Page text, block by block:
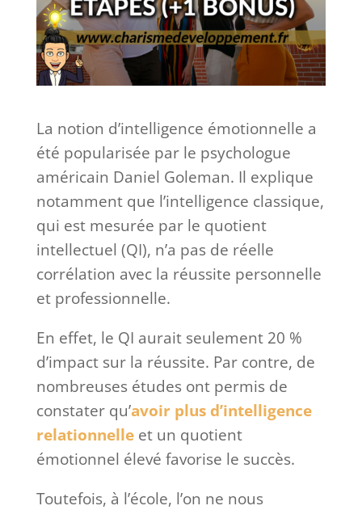
La notion d’intelligence émotionnelle a
été popularisée par le psychologue
américain Daniel Goleman. Il explique
notamment que l’intelligence classique,
qui est mesurée par le quotient
intellectuel (QI), n’a pas de réelle
corrélation avec la réussite personnelle
et professionnelle.
En effet, le QI aurait seulement 20 %
d’impact sur la réussite. Par contre, de
nombreuses études ont permis de
constater qu’avoir plus d’intelligence
relationnelleet un quotient
émotionnel élevé favorise le succès.
Toutefois, à l’école, l’on ne nous